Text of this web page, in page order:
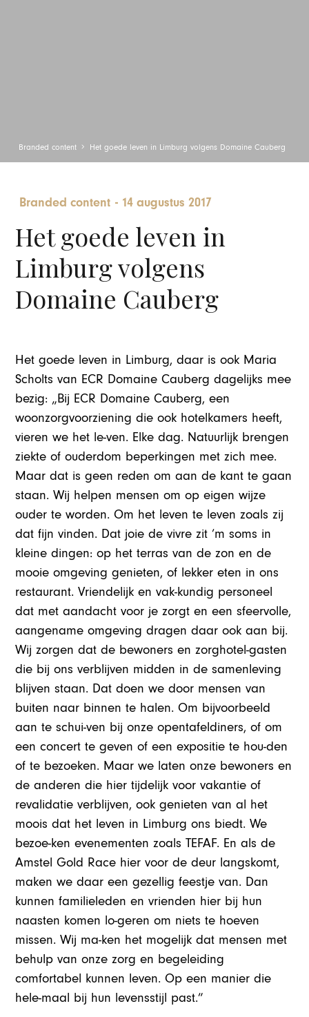
Branded content Het goede leven in Limburg volgens Domaine Cauberg
Branded content - 14 augustus 2017
Het goede leven in
Limburg volgens
Domaine Cauberg
Het goede leven in Limburg, daar is ook Maria
Scholts van ECR Domaine Cauberg dagelijks mee
bezig: „Bij ECR Domaine Cauberg, een
woonzorgvoorziening die ook hotelkamers heeft,
vieren we het le-ven. Elke dag. Natuurlijk brengen
ziekte of ouderdom beperkingen met zich mee.
Maar dat is geen reden om aan de kant te gaan
staan. Wij helpen mensen om op eigen wijze
ouder te worden. Om het leven te leven zoals zij
dat fijn vinden. Dat joie de vivre zit ’m soms in
kleine dingen: op het terras van de zon en de
mooie omgeving genieten, of lekker eten in ons
restaurant. Vriendelijk en vak-kundig personeel
dat met aandacht voor je zorgt en een sfeervolle,
aangename omgeving dragen daar ook aan bij.
Wij zorgen dat de bewoners en zorghotel-gasten
die bij ons verblijven midden in de samenleving
blijven staan. Dat doen we door mensen van
buiten naar binnen te halen. Om bijvoorbeeld
aan te schui-ven bij onze opentafeldiners, of om
een concert te geven of een expositie te hou-den
of te bezoeken. Maar we laten onze bewoners en
de anderen die hier tijdelijk voor vakantie of
revalidatie verblijven, ook genieten van al het
moois dat het leven in Limburg ons biedt. We
bezoe-ken evenementen zoals TEFAF. En als de
Amstel Gold Race hier voor de deur langskomt,
maken we daar een gezellig feestje van. Dan
kunnen familieleden en vrienden hier bij hun
naasten komen lo-geren om niets te hoeven
missen. Wij ma-ken het mogelijk dat mensen met
behulp van onze zorg en begeleiding
comfortabel kunnen leven. Op een manier die
hele-maal bij hun levensstijl past.”